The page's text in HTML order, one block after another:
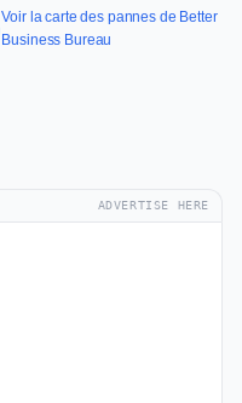
Voir la carte des pannes de Better
Business Bureau
ADVERTISE HERE